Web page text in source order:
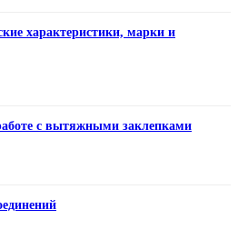
характеристики, марки и
с вытяжными заклепками